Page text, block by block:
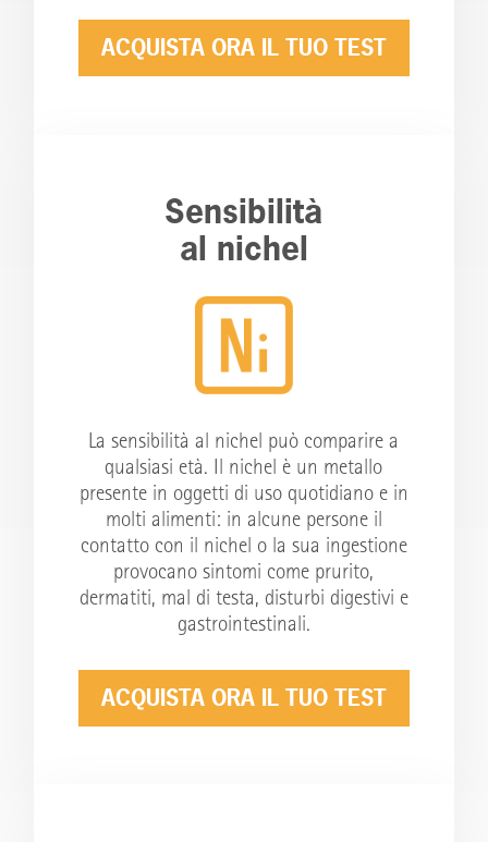
ACQUISTA ORA IL TUO TEST
Sensibilità
al nichel
La sensibilità al nichel può comparire a
qualsiasi età. Il nichel è un metallo
presente in oggetti di uso quotidiano e in
molti alimenti: in alcune persone il
contatto con il nichel o la sua ingestione
provocano sintomi come prurito,
dermatiti, mal di testa, disturbi digestivi e
gastrointestinali.
ACQUISTA ORA IL TUO TEST